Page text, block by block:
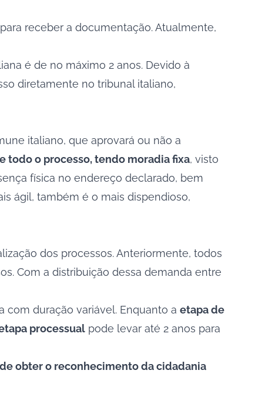
receber a documentação. Atualmente,
é de no máximo 2 anos. Devido à
diretamente no tribunal italiano,
italiano, que aprovará ou não a
todo o processo, tendo moradia fixa, visto
física no endereço declarado, bem
ágil, também é o mais dispendioso,
dos processos. Anteriormente, todos
Com a distribuição dessa demanda entre
com duração variável. Enquanto a etapa de
processual pode levar até 2 anos para
obter o reconhecimento da cidadania